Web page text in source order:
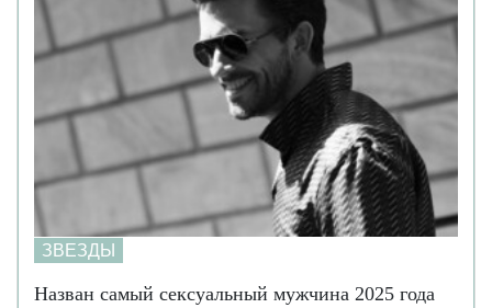
ЗВЕЗДЫ
Назван самый сексуальный мужчина 2025 года